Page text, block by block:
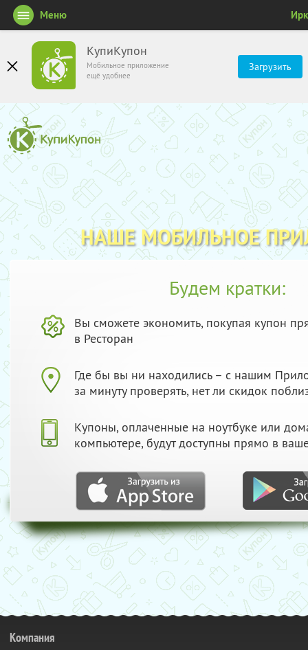
КупиКупон
Мобильное приложение
ещё удобнее
Загрузить
Меню
НАШЕ МОБИЛЬНОЕ
Будем кратки:
Вы сможете экономить, покупая купон
в Ресторан
Где бы вы ни находились – с нашим
за минуту проверять, нет ли скидок
Купоны, оплаченные на ноутбуке или
компьютере, будут доступны прямо в
Компания